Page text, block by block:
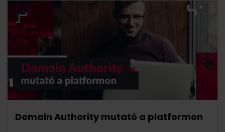
Domain Authority mutató a platformon